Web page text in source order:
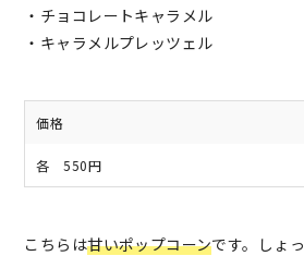
・チョコレートキャラメル
・キャラメルプレッツェル
価格
各 550円
こちらは甘いポップコーンです。しょ